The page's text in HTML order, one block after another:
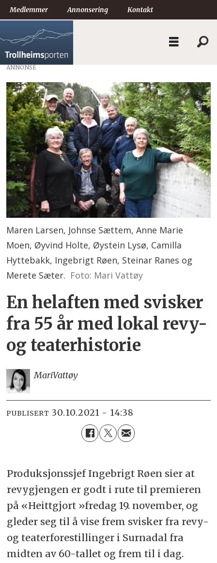
Medlemmer Annonsering Kontakt
ANNONSE
Maren Larsen, Johnse Sættem, Anne Marie
Moen, Øyvind Holte, Øystein Lysø, Camilla
Hyttebakk, Ingebrigt Røen, Steinar Ranes og
Merete Sæter. Foto: Mari Vattøy
En helaften med svisker
fra 55 år med lokal revy-
og teaterhistorie
MariVattøy
PUBLISERT 30.10.2021 - 14:38
Produksjonssjef Ingebrigt Røen sier at
revygjengen er godt i rute til premieren
på «Heittgjort »fredag 19. november, og
gleder seg til å vise frem svisker fra revy-
og teaterforestillinger i Surnadal fra
midten av 60-tallet og frem til i dag.